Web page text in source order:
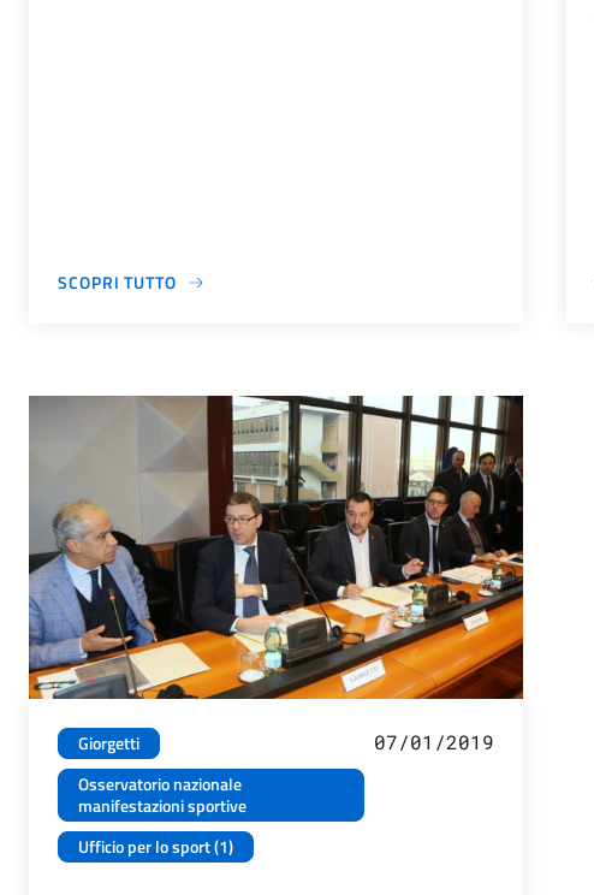
SCOPRI TUTTO
Giorgetti
Osservatorio nazionale
manifestazioni sportive
Ufficio per lo sport (1)
07/01/2019